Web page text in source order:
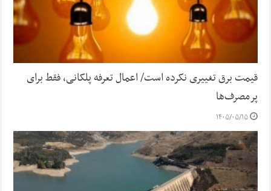
قیمت برق تغییری نکرده است/ اعمال تعرفه پلکانی، فقط برای
پرمصرف‌ها
۱۴۰۵/۰۵/۱۵